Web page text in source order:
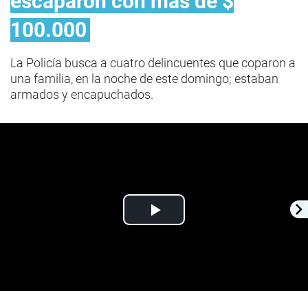
100.000
La Policía busca a cuatro delincuentes que coparon a
una familia, en la noche de este domingo; estaban
armados y encapuchados.
Play